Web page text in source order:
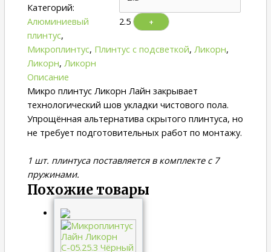
2.5 +
Категорий:
Алюминиевый
плинтус,
Микроплинтус, Плинтус с подсветкой, Ликорн,
Ликорн, Ликорн
Описание
Микро плинтус Ликорн Лайн закрывает
технологический шов укладки чистового пола.
Упрощённая альтернатива скрытого плинтуса, но
не требует подготовительных работ по монтажу.
1 шт. плинтуса поставляется в комплекте с 7
пружинами.
Похожие товары